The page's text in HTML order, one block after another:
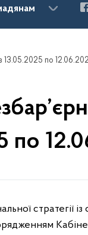
13.05.2025 по
по